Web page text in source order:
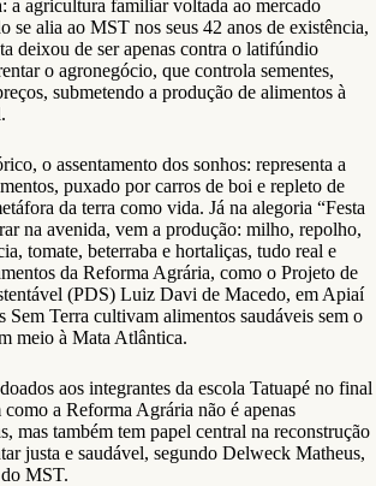
a agricultura familiar voltada ao mercado
se alia ao MST nos seus 42 anos de existência,
deixou de ser apenas contra o latifúndio
o agronegócio, que controla sementes,
submetendo a produção de alimentos à
o assentamento dos sonhos: representa a
puxado por carros de boi e repleto de
da terra como vida. Já na alegoria “Festa
na avenida, vem a produção: milho, repolho,
tomate, beterraba e hortaliças, tudo real e
da Reforma Agrária, como o Projeto de
(PDS) Luiz Davi de Macedo, em Apiaí
Sem Terra cultivam alimentos saudáveis sem o
meio à Mata Atlântica.
aos integrantes da escola Tatuapé no final
a Reforma Agrária não é apenas
mas também tem papel central na reconstrução
justa e saudável, segundo Delweck Matheus,
MST.